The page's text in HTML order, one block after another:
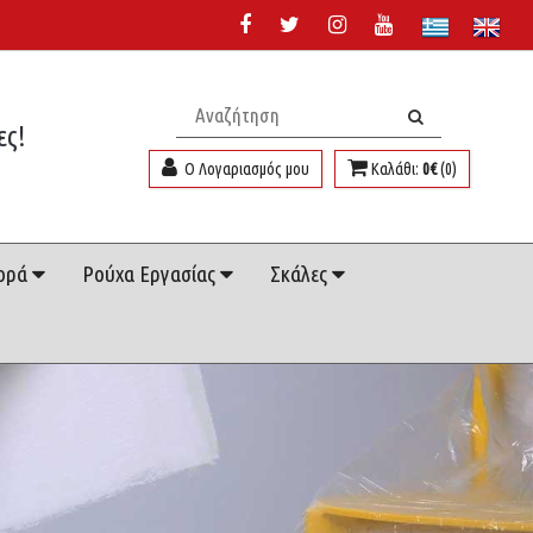
Ο Λογαριασμός μου Καλάθι: 0€(0)
Ρούχα Εργασίας Σκάλες